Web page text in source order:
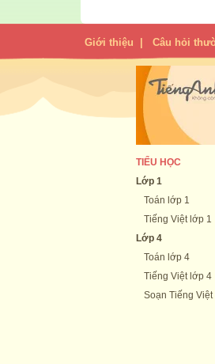
Giới thiệu Câu hỏi
TIỂU HỌC
Lớp 1
Toán lớp 1
Tiếng Việt lớp 1
Lớp 4
Toán lớp 4
Tiếng Việt lớp 4
Soạn Tiếng Việt